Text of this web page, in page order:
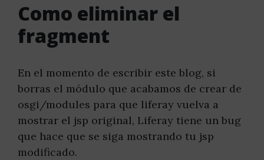
Como eliminar el
fragment
En el momento de escribir este blog, si
borras el módulo que acabamos de crear de
osgi/modules para que liferay vuelva a
mostrar el jsp original, Liferay tiene un bug
que hace que se siga mostrando tu jsp
modificado.